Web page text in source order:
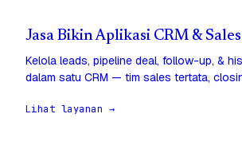
Jasa Bikin Aplikasi CRM &
Kelola leads, pipeline deal, follow-up, &
dalam satu CRM — tim sales tertata,
Lihat layanan →